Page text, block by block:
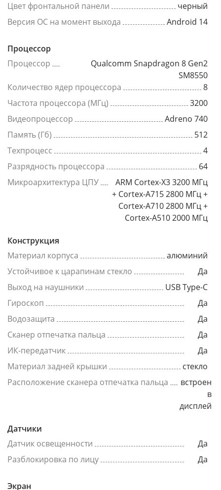
Цвет фронтальной панели
черный
Версия ОС на момент выхода
Android 14
Процессор
Процессор
Qualcomm Snapdragon 8 Gen2
SM8550
Количество ядер процессора
8
Частота процессора (МГц)
3200
Видеопроцессор
Adreno 740
Память (Гб)
512
Техпроцесс
4
Разрядность процессора
64
Микроархитектура ЦПУ
ARM Cortex-X3 3200 МГц
+ Cortex-A715 2800 МГц +
Cortex-A710 2800 МГц +
Cortex-A510 2000 МГц
Конструкция
Материал корпуса
алюминий
Устойчивое к царапинам стекло
Да
Выход на наушники
USB Type-C
Гироскоп
Да
Водозащита
Да
Сканер отпечатка пальца
Да
ИК-передатчик
Да
Материал задней крышки
стекло
Расположение сканера отпечатка пальца
встроен
в
дисплей
Датчики
Датчик освещенности
Да
Разблокировка по лицу
Да
Экран